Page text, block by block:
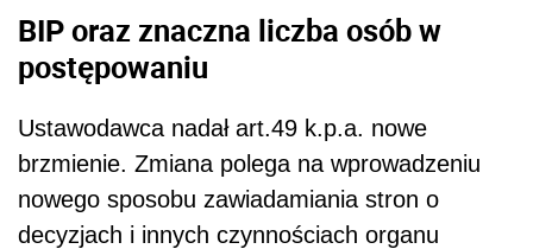
BIP oraz znaczna liczba osób w
postępowaniu
Ustawodawca nadał art.49 k.p.a. nowe
brzmienie. Zmiana polega na wprowadzeniu
nowego sposobu zawiadamiania stron o
decyzjach i innych czynnościach organu